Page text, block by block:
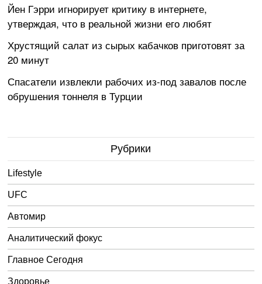
Йен Гэрри игнорирует критику в интернете,
утверждая, что в реальной жизни его любят
Хрустящий салат из сырых кабачков приготовят за
20 минут
Спасатели извлекли рабочих из-под завалов после
обрушения тоннеля в Турции
Рубрики
Lifestyle
UFC
Автомир
Аналитический фокус
Главное Сегодня
Здоровье